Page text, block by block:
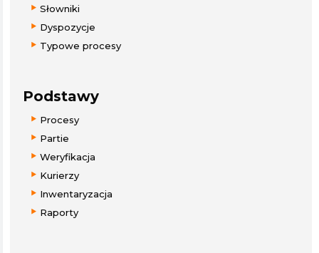
Słowniki
Dyspozycje
Typowe procesy
Podstawy
Procesy
Partie
Weryfikacja
Kurierzy
Inwentaryzacja
Raporty